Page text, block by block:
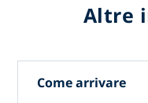
Altre
Come arrivare